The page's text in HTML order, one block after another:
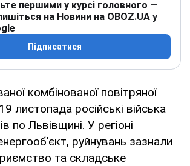
першими у курсі головного —
на Новини на OBOZ.UA у
Підписатися
комбінованої повітряної
листопада російські війська
по Львівщині. У регіоні
руйнувань зазнали
та складське